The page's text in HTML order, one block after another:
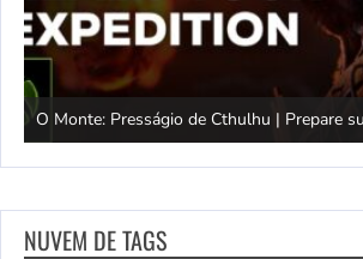
O Monte: Presságio de Cthulhu | Prepare
NUVEM DE TAGS